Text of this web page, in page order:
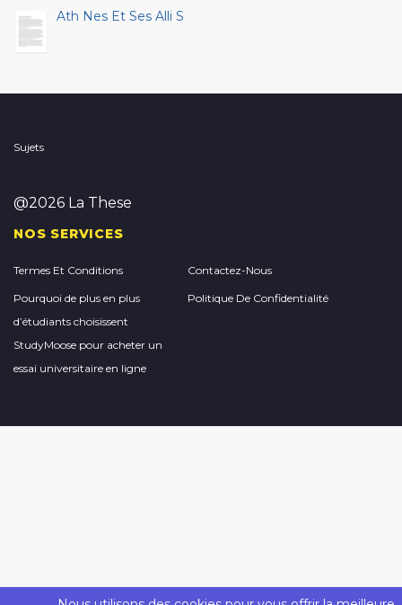
Ath Nes Et Ses Alli S
Sujets
@2026 La These
NOS SERVICES
Termes Et Conditions Contactez-Nous
Pourquoi de plus en plus
d’étudiants choisissent
StudyMoose pour acheter un
essai universitaire en ligne
Politique De Confidentialité